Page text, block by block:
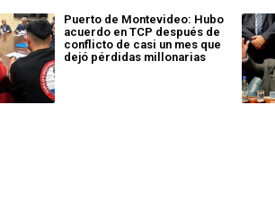
Puerto de Montevideo: Hubo
acuerdo en TCP después de
conflicto de casi un mes que
dejó pérdidas millonarias